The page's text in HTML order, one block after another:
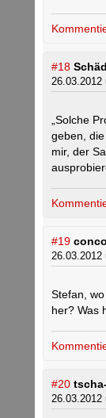
#18
26.03.2012
„Solche
geben,
mir, der
#19
26.03.2012
Stefan,
her? Was
#20
26.03.2012